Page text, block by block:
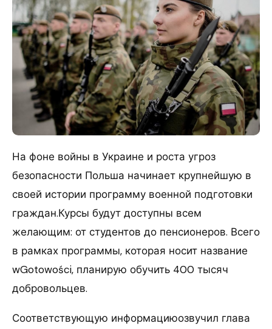
На фоне войны в Украине и роста угроз
безопасности Польша начинает крупнейшую в
своей истории программу военной подготовки
граждан.Курсы будут доступны всем
желающим: от студентов до пенсионеров. Всего
в рамках программы, которая носит название
wGotowości, планирую обучить 400 тысяч
добровольцев.
Соответствующую информациюозвучил глава